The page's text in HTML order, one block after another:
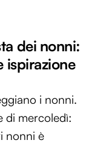
dei nonni:
ispirazione
i nonni.
di mercoledì:
nonni è